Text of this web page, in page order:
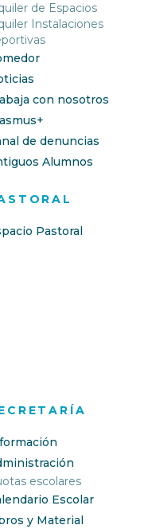
de Espacios
Instalaciones
con nosotros
de denuncias
Alumnos
Pastoral
escolares
Escolar
y Material